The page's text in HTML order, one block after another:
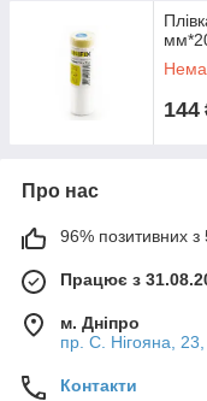
144
Про нас
96% позитивних з
Працює з
м. Дніпро
пр. С. Нігояна, 23,
Контакти